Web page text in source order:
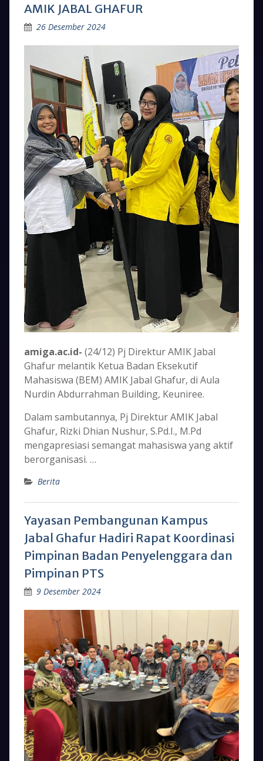
AMIK JABAL GHAFUR
26 Desember 2024
amiga.ac.id- (24/12) Pj Direktur AMIK Jabal
Ghafur melantik Ketua Badan Eksekutif
Mahasiswa (BEM) AMIK Jabal Ghafur, di Aula
Nurdin Abdurrahman Building, Keuniree.
Dalam sambutannya, Pj Direktur AMIK Jabal
Ghafur, Rizki Dhian Nushur, S.Pd.I., M.Pd
mengapresiasi semangat mahasiswa yang aktif
berorganisasi. …
Berita
Yayasan Pembangunan Kampus
Jabal Ghafur Hadiri Rapat Koordinasi
Pimpinan Badan Penyelenggara dan
Pimpinan PTS
9 Desember 2024